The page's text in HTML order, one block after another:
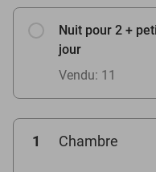
Nuit pour 2 +
jour
Vendu: 11
1 Chambre